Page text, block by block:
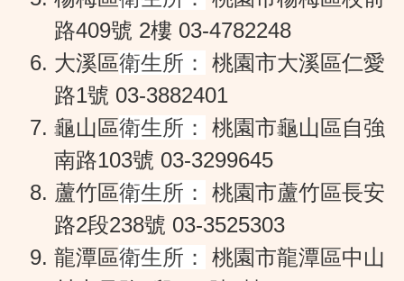
路409號 2樓 03-4782248
大溪區衛生所：
桃園市大溪區仁愛
路1號 03-3882401
龜山區衛生所：
桃園市龜山區自強
南路103號 03-3299645
蘆竹區衛生所：
桃園市蘆竹區長安
路2段238號 03-3525303
龍潭區衛生所：
桃園市龍潭區中山